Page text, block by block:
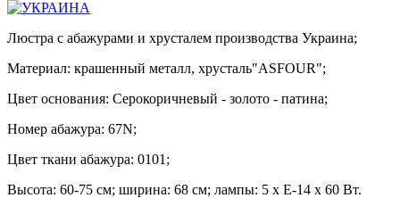
Люстра с абажурами и хрусталем производства Украина;
Материал: крашенный металл, хрусталь"ASFOUR";
Цвет основания: Серокоричневый - золото - патина;
Номер абажура: 67N;
Цвет ткани абажура: 0101;
Высота: 60-75 см; ширина: 68 см; лампы: 5 х Е-14 х 60 Вт.